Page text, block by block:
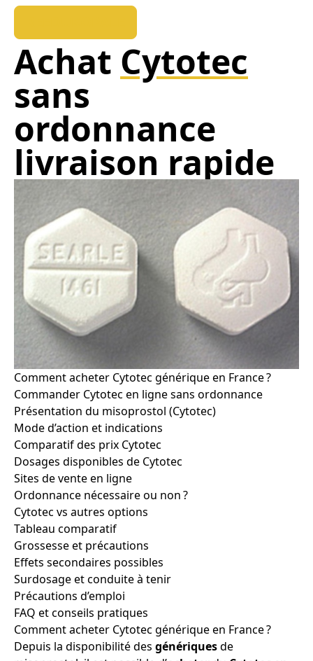
Achat Cytotec
sans
ordonnance
livraison rapide
Comment acheter Cytotec générique en France ?
Commander Cytotec en ligne sans ordonnance
Présentation du misoprostol (Cytotec)
Mode d’action et indications
Comparatif des prix Cytotec
Dosages disponibles de Cytotec
Sites de vente en ligne
Ordonnance nécessaire ou non ?
Cytotec vs autres options
Tableau comparatif
Grossesse et précautions
Effets secondaires possibles
Surdosage et conduite à tenir
Précautions d’emploi
FAQ et conseils pratiques
Comment acheter Cytotec générique en France ?
Depuis la disponibilité des génériquesde